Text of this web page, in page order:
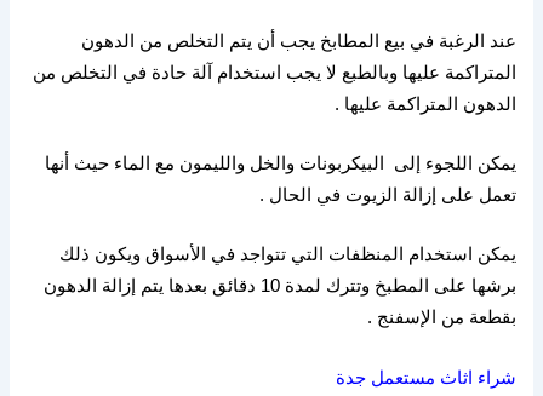
عند الرغبة في بيع المطابخ يجب أن يتم التخلص من الدهون
المتراكمة عليها وبالطبع لا يجب استخدام آلة حادة في التخلص من
الدهون المتراكمة عليها .
يمكن اللجوء إلى
البيكربونات والخل والليمون مع الماء حيث أنها
تعمل على إزالة الزيوت في الحال .
يمكن استخدام المنظفات التي تتواجد في الأسواق ويكون ذلك
برشها على المطبخ وتترك لمدة 10
دقائق بعدها يتم إزالة الدهون
بقطعة من الإسفنج .
شراء اثاث مستعمل جدة